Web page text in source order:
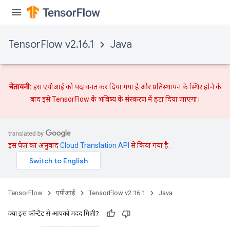
TensorFlow v2.16.1 Java
चेतावनी: इस एपीआई को पदावनत कर दिया गया है औरप्रतिस्थापनके स्थिर होने के
बाद इसे TensorFlow के भविष्य के संस्करण में हटा दिया जाएगा।
इस पेज का अनुवादCloud Translation API से किया गया है.
TensorFlow एपीआई TensorFlow v2.16.1 Java
क्या इस कॉन्टेंट से आपको मदद मिली?